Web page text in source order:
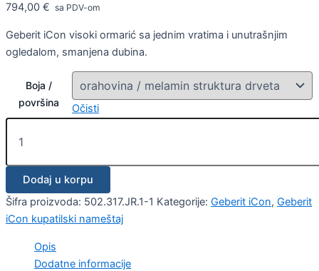
794,00 € sa PDV-om
Geberit iCon visoki ormarić sa jednim vratima i unutrašnjim
ogledalom, smanjena dubina.
Boja /
površina
Očisti
Dodaj u korpu
Šifra proizvoda: 502.317.JR.1-1 Kategorije: Geberit iCon, Geberit
iCon kupatilski nameštaj
Opis
Dodatne informacije